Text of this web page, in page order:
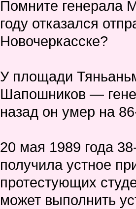
Помните генерала
году отказался
Новочеркасске?
У площади
Шапошников —
назад он умер на
20 мая 1989 года
получила устное
протестующих
может выполнить